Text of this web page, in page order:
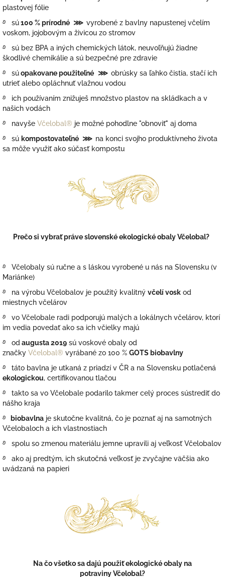
plastovej fólie
࿔ sú100 % prírodné ⋙ vyrobené z bavlny napustenej včelím
voskom, jojobovým a živicou zo stromov
࿔ sú bez BPA a iných chemických látok, neuvoľňujú žiadne
škodlivé chemikálie a sú bezpečné pre zdravie
࿔ súopakovane použiteľné ⋙ obrúsky sa ľahko čistia, stačí ich
utrieť alebo opláchnuť vlažnou vodou
࿔ ich používaním znižuješ množstvo plastov na skládkach a v
našich vodách
࿔ navyše Včelobal® je možné pohodlne "obnoviť" aj doma
࿔ sú kompostovateľné ⋙ na konci svojho produktívneho života
sa môže využiť ako súčasť kompostu
Prečo si vybrať práve slovenské ekologické obalyVčelobal?
࿔ Včelobaly sú ručne a s láskou vyrobené u nás na Slovensku (v
Mariánke)
࿔ na výrobu Včelobalov je použitý kvalitný včelí vosk od
miestnych včelárov
࿔ vo Včelobale radi podporujú malých a lokálnych včelárov, ktorí
im vedia povedať ako sa ich včielky majú
࿔ od augusta 2019 sú voskové obaly od
značky Včelobal® vyrábané zo 100 % GOTS biobavlny
࿔ táto bavlna je utkaná z priadzí v ČR a na Slovensku potlačená
ekologickou, certifikovanou tlačou
࿔ takto sa vo Včelobale podarilo takmer celý proces sústrediť do
nášho kraja
࿔
biobavlna je skutočne kvalitná, čo je poznať aj na samotných
Včelobaloch a ich vlastnostiach
࿔ spolu so zmenou materiálu jemne upravili aj veľkosť Včelobalov
࿔ ako aj predtým, ich skutočná veľkosť je zvyčajne väčšia ako
uvádzaná na papieri
Na čo všetko sa dajú použiť ekologické obaly na
potravinyVčelobal?